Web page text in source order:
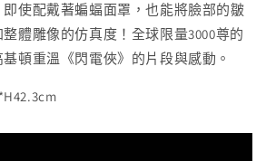
使配戴著蝙蝠面罩，也能將臉部的皺
體雕像的仿真度！全球限量3000尊的
頓重溫《閃電俠》的片段與感動。